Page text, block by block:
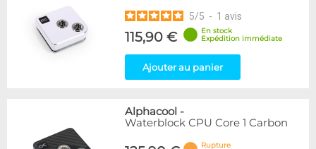
5/5 - 1 avis
115,90 €
En stock
Expédition immédiate
Ajouter au panier
Alphacool -
Waterblock CPU Core 1 Carbon
Rupture